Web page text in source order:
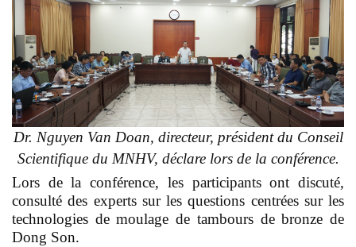
Dr. Nguyen Van Doan, directeur, président du Conseil
Scientifique du MNHV, déclare lors de la conférence.
Lors de la conférence, les participants ont discuté,
consulté des experts sur les questions centrées sur les
technologies de moulage de tambours de bronze de
Dong Son.